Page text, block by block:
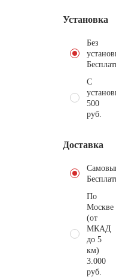
Установка
Без
С
500
руб.
Доставка
По
Москве
(от
МКАД
до 5
км)
3.000
руб.